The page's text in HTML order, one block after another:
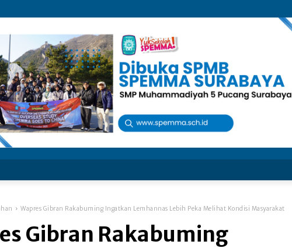
Wapres Gibran Rakabuming Ingatkan Lemhannas Lebih Peka Melihat Kondisi Masyarakat
Gibran Rakabuming